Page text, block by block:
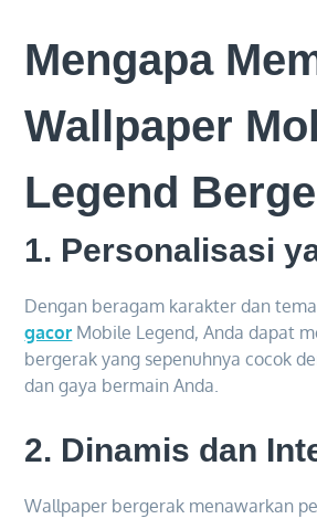
Mengapa
Wallpaper
Legend
1. Personalisasi
Dengan beragam karakter dan
gacor Mobile Legend, Anda dapat
bergerak yang sepenuhnya cocok
dan gaya bermain Anda.
2. Dinamis dan
Wallpaper bergerak menawarkan